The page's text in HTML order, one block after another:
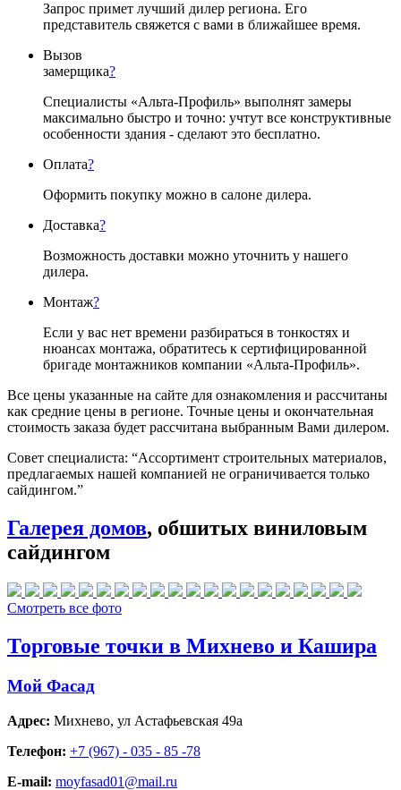
Запрос примет лучший дилер региона. Его
представитель свяжется с вами в ближайшее время.
Вызов
замерщика?
Специалисты «Альта-Профиль» выполнят замеры
максимально быстро и точно: учтут все конструктивные
особенности здания - сделают это бесплатно.
Оплата?
Оформить покупку можно в салоне дилера.
Доставка?
Возможность доставки можно уточнить у нашего
дилера.
Монтаж?
Если у вас нет времени разбираться в тонкостях и
нюансах монтажа, обратитесь к сертифицированной
бригаде монтажников компании «Альта-Профиль».
Все цены указанные на сайте для ознакомления и рассчитаны
как средние цены в регионе. Точные цены и окончательная
стоимость заказа будет рассчитана выбранным Вами дилером.
Совет специалиста: “Ассортимент строительных материалов,
предлагаемых нашей компанией не ограничивается только
сайдингом.”
Галерея домов, обшитых виниловым
сайдингом
Смотреть все фото
Торговые точки в Михнево и Кашира
Мой Фасад
Адрес: Михнево, ул Астафьевская 49а
Телефон: +7 (967) - 035 - 85 -78
E-mail: moyfasad01@mail.ru